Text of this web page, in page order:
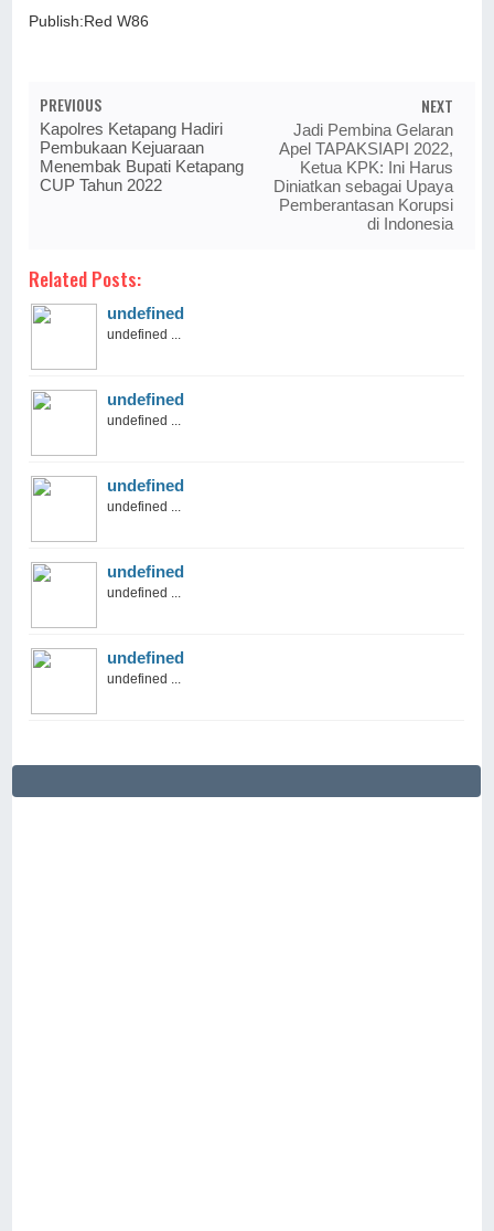
Publish:Red W86
PREVIOUS
Kapolres Ketapang Hadiri
Pembukaan Kejuaraan
Menembak Bupati Ketapang
CUP Tahun 2022
NEXT
Jadi Pembina Gelaran
Apel TAPAKSIAPI 2022,
Ketua KPK: Ini Harus
Diniatkan sebagai Upaya
Pemberantasan Korupsi
di Indonesia
Related Posts:
undefined
undefined ...
undefined
undefined ...
undefined
undefined ...
undefined
undefined ...
undefined
undefined ...